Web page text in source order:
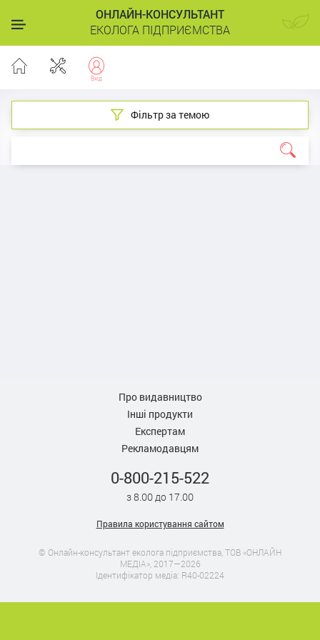
ОНЛАЙН-КОНСУЛЬТАНТ
ЕКОЛОГА ПІДПРИЄМСТВА
Фільтр за темою
Про видавництво
Інші продукти
Експертам
Рекламодавцям
0-800-215-522
з 8.00 до 17.00
Правила користування сайтом
© Онлайн-консультант еколога підприємства, ТОВ «ОНЛАЙН
МЕДІА», 2017—2026
Ідентифікатор медіа: R40-02224